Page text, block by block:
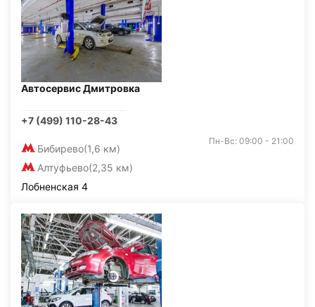
Автосервис Дмитровка
+7 (499) 110-28-43
Бибирево(1,6 км)
Алтуфьево(2,35 км)
Пн-Вс: 09:00 - 21:00
Лобненская 4